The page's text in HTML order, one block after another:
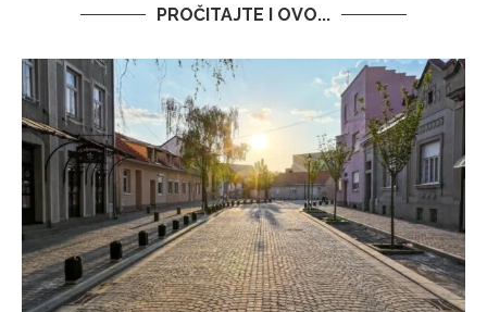
PROČITAJTE I OVO...